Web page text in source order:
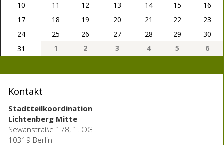
10
11 12 13 14 15
16
17
18 19 20 21 22
23
24
25 26 27 28 29
30
31
1 2 3 4 5 6
Kontakt
Stadtteilkoordination
Lichtenberg Mitte
Sewanstraße 178, 1. OG
10319 Berlin